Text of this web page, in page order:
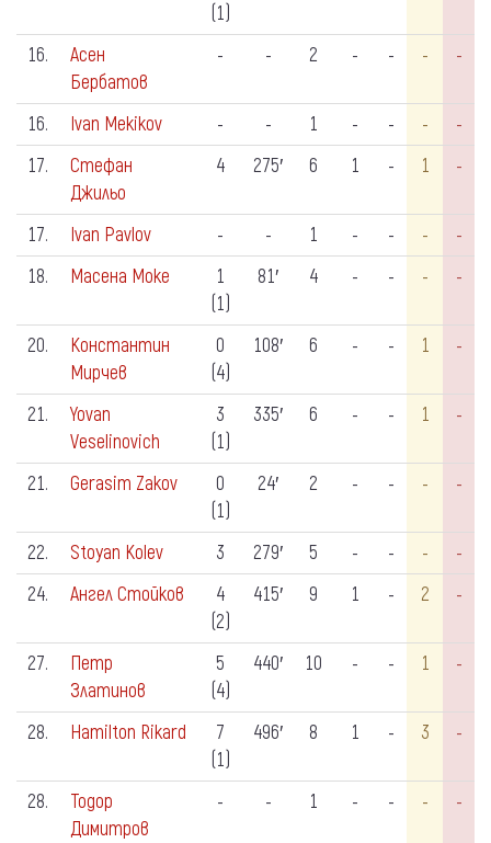
(1)
16.
Асен
Бербатов
- - 2 - - - -
16. Ivan Mekikov - - 1 - - -
-
17.
Стефан
Джильо
4 275′ 6 1 - 1 -
17. Ivan Pavlov - - 1 - - -
-
18.
Масена Моке
1
(1)
81′ 4 - - - -
20.
Константин
Мирчев
0
(4)
108′ 6 - - 1 -
21.
Yovan
Veselinovich
3
(1)
335′ 6 - - 1 -
21. Gerasim Zakov
0
(1)
24′ 2 - - - -
22. Stoyan Kolev 3 279′ 5 - - -
-
24.
Ангел Стойков
4
(2)
415′ 9 1 - 2 -
27.
Петр
Златинов
5
(4)
440′ 10 - - 1 -
28. Hamilton Rikard
7
(1)
496′ 8 1 - 3 -
28.
Тодор
Димитров
- - 1 - - - -